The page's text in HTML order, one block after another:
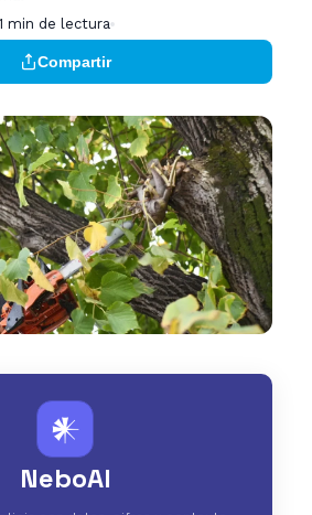
min de lectura
Compartir
𒀭
NeboAI